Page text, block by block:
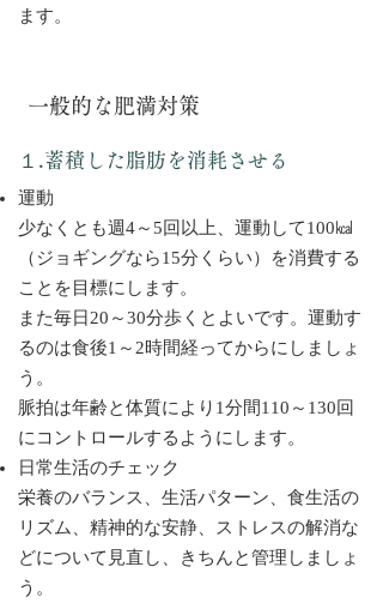
ます。
一般的な肥満対策
１.蓄積した脂肪を消耗させる
運動
少なくとも週4～5回以上、運動して100㎉
（ジョギングなら15分くらい）を消費する
ことを目標にします。
また毎日20～30分歩くとよいです。運動す
るのは食後1～2時間経ってからにしましょ
う。
脈拍は年齢と体質により1分間110～130回
にコントロールするようにします。
日常生活のチェック
栄養のバランス、生活パターン、食生活の
リズム、精神的な安静、 ストレスの解消な
どについて見直し、きちんと管理しましょ
う。